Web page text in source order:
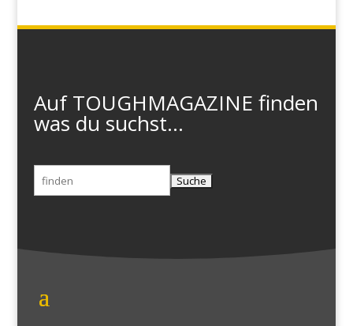
Auf TOUGHMAGAZINE finden
was du suchst...
Suchen
nach: